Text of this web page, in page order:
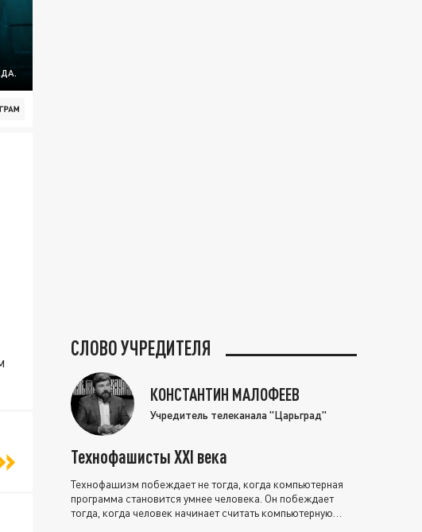
СЛОВО УЧРЕДИТЕЛЯ
КОНСТАНТИН МАЛОФЕЕВ
Учредитель телеканала "Царьград"
Технофашисты XXI века
Технофашизм побеждает не тогда, когда компьютерная
программа становится умнее человека. Он побеждает
тогда, когда человек начинает считать компьютерную